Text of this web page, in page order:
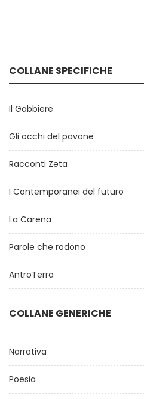
COLLANE SPECIFICHE
Il Gabbiere
Gli occhi del pavone
Racconti Zeta
I Contemporanei del futuro
La Carena
Parole che rodono
AntroTerra
COLLANE GENERICHE
Narrativa
Poesia